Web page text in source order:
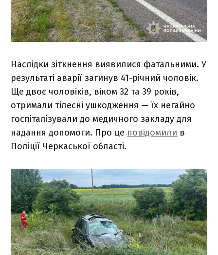
Наслідки зіткнення виявилися фатальними. У
результаті аварії загинув 41-річний чоловік.
Ще двоє чоловіків, віком 32 та 39 років,
отримали тілесні ушкодження — їх негайно
госпіталізували до медичного закладу для
надання допомоги. Про це повідомили в
Поліції Черкаської області.